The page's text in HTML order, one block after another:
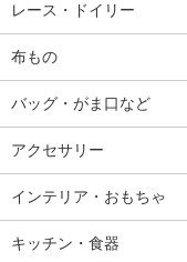
レース・ドイリー
布もの
バッグ・がま口など
アクセサリー
インテリア・おもちゃ
キッチン・食器